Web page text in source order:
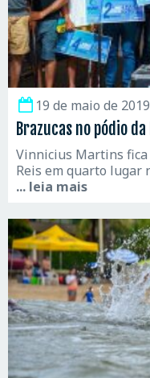
19 de maio de 2019
Brazucas no pódio
Vinnicius Martins
Reis em quarto lugar
... leia mais